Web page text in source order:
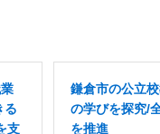
る
支
鎌倉市の公立
の学びを探究/
を推進